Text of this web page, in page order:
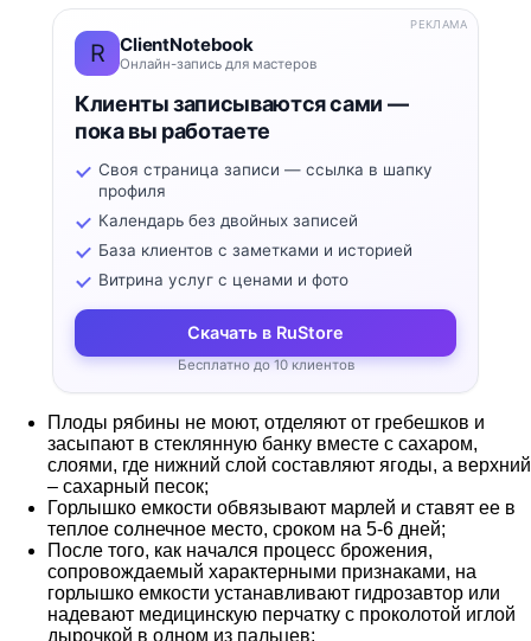
R ClientNotebook
Онлайн-запись для мастеров
Клиенты записываются сами —
пока вы работаете
Своя страница записи — ссылка в шапку
профиля
Календарь без двойных записей
База клиентов с заметками и историей
Витрина услуг с ценами и фото
Скачать в RuStore
Бесплатно до 10 клиентов
РЕКЛАМА
Плоды рябины не моют, отделяют от гребешков и
засыпают в стеклянную банку вместе с сахаром,
слоями, где нижний слой составляют ягоды, а верхний
– сахарный песок;
Горлышко емкости обвязывают марлей и ставят ее в
теплое солнечное место, сроком на 5-6 дней;
После того, как начался процесс брожения,
сопровождаемый характерными признаками, на
горлышко емкости устанавливают гидрозавтор или
надевают медицинскую перчатку с проколотой иглой
дырочкой в одном из пальцев;